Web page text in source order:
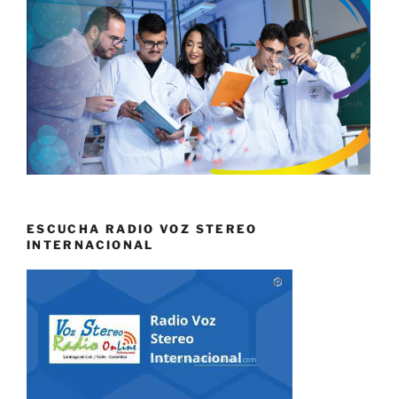
ESCUCHA RADIO VOZ STEREO
INTERNACIONAL